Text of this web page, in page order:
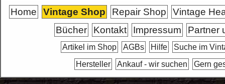
Home Vintage Shop Repair Shop
Vintage
Bücher
Kontakt Impressum Partner
Artikel im Shop AGBs Hilfe
Suche im
Hersteller
Ankauf - wir suchen Gern